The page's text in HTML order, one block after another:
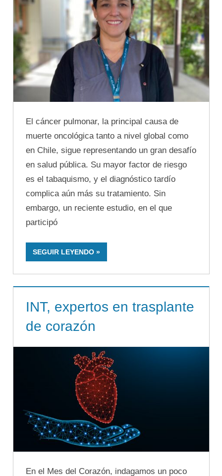
El cáncer pulmonar, la principal causa de
muerte oncológica tanto a nivel global como
en Chile, sigue representando un gran desafío
en salud pública. Su mayor factor de riesgo
es el tabaquismo, y el diagnóstico tardío
complica aún más su tratamiento. Sin
embargo, un reciente estudio, en el que
participó
SEGUIR LEYENDO
INT, expertos en trasplante
de corazón
En el Mes del Corazón, indagamos un poco